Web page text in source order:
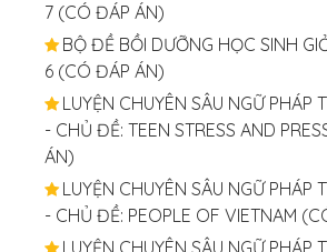
7 (CÓ ĐÁP ÁN)
BỘ ĐỀ BỒI DƯỠNG HỌC SINH
6 (CÓ ĐÁP ÁN)
LUYỆN CHUYÊN SÂU NGỮ PHÁP
- CHỦ ĐỀ: TEEN STRESS AND
ÁN)
LUYỆN CHUYÊN SÂU NGỮ PHÁP
- CHỦ ĐỀ: PEOPLE OF VIETNAM